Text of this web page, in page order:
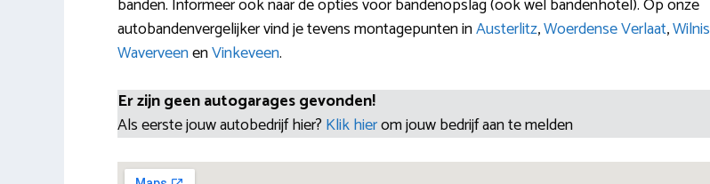
autobandenvergelijker vind je tevens montagepunten inAusterlitz,Woerdense Verlaat,Wilnis
WaverveenenVinkeveen.
Er zijn geen autogarages gevonden!
Als eerste jouw autobedrijf hier? Klik hierom jouw bedrijf aan te melden